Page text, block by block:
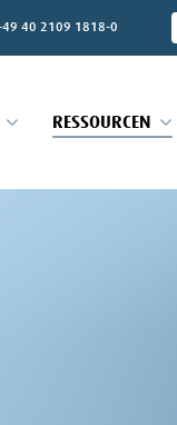
40 2109 1818-0
RESSOURCEN